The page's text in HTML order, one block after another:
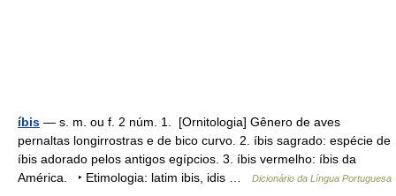
íbis — s. m. ou f. 2 núm. 1. [Ornitologia] Gênero de aves
pernaltas longirrostras e de bico curvo. 2. íbis sagrado: espécie de
íbis adorado pelos antigos egípcios. 3. íbis vermelho: íbis da
América. ‣ Etimologia: latim ibis, idis …
Dicionário da Língua Portuguesa